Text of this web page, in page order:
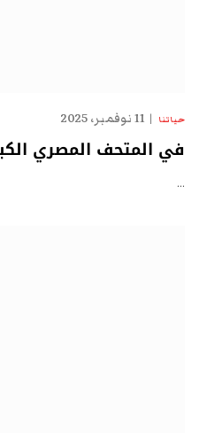
حياتنا 11 نوفمبر، 2025
في المتحف المصري
…